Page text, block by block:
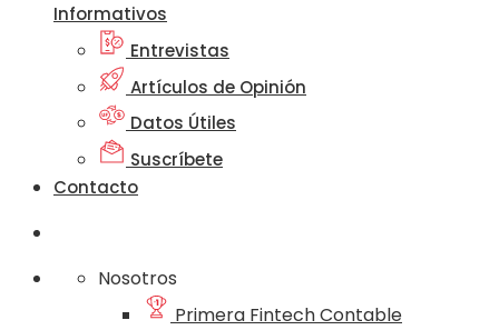
Informativos
Entrevistas
Artículos de Opinión
Datos Útiles
Suscríbete
Contacto
Nosotros
Primera Fintech Contable